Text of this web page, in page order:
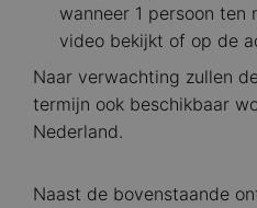
wanneer 1 persoon ten
video bekijkt of op de
Naar verwachting zullen
termijn ook beschikbaar
Nederland.
Naast de bovenstaande